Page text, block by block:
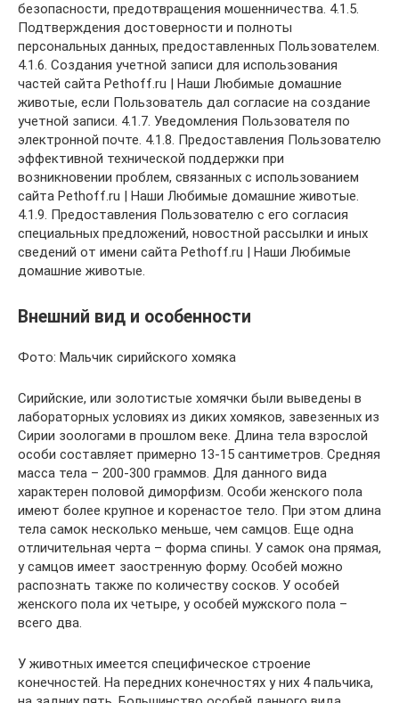
безопасности, предотвращения мошенничества. 4.1.5.
Подтверждения достоверности и полноты
персональных данных, предоставленных Пользователем.
4.1.6. Создания учетной записи для использования
частей сайта Pethoff.ru | Наши Любимые домашние
животые, если Пользователь дал согласие на создание
учетной записи. 4.1.7. Уведомления Пользователя по
электронной почте. 4.1.8. Предоставления Пользователю
эффективной технической поддержки при
возникновении проблем, связанных с использованием
сайта Pethoff.ru | Наши Любимые домашние животые.
4.1.9. Предоставления Пользователю с его согласия
специальных предложений, новостной рассылки и иных
сведений от имени сайта Pethoff.ru | Наши Любимые
домашние животые.
Внешний вид и особенности
Фото: Мальчик сирийского хомяка
Сирийские, или золотистые хомячки были выведены в
лабораторных условиях из диких хомяков, завезенных из
Сирии зоологами в прошлом веке. Длина тела взрослой
особи составляет примерно 13-15 сантиметров. Средняя
масса тела – 200-300 граммов. Для данного вида
характерен половой диморфизм. Особи женского пола
имеют более крупное и коренастое тело. При этом длина
тела самок несколько меньше, чем самцов. Еще одна
отличительная черта – форма спины. У самок она прямая,
у самцов имеет заостренную форму. Особей можно
распознать также по количеству сосков. У особей
женского пола их четыре, у особей мужского пола –
всего два.
У животных имеется специфическое строение
конечностей. На передних конечностях у них 4 пальчика,